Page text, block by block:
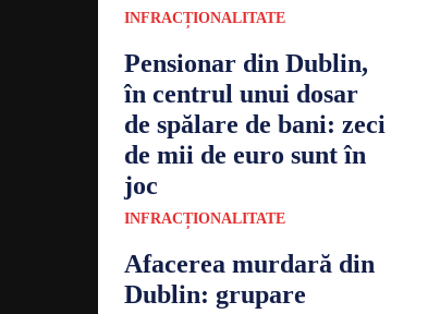
INFRACȚIONALITATE
Pensionar din Dublin,
în centrul unui dosar
de spălare de bani: zeci
de mii de euro sunt în
joc
INFRACȚIONALITATE
Afacerea murdară din
Dublin: grupare